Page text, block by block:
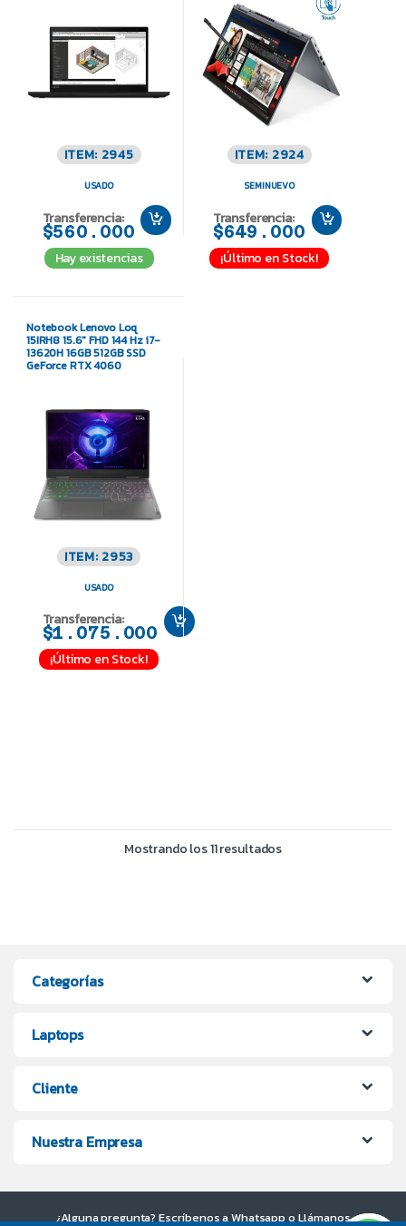
ITEM: 2945
USADO
Transferencia:
$560.000
Hay existencias
ITEM: 2924
SEMINUEVO
Transferencia:
$649.000
¡Último en Stock!
Notebook Lenovo Loq
15IRH8 15.6″ FHD 144 Hz i7-
13620H 16GB 512GB SSD
GeForce RTX 4060
ITEM: 2953
USADO
Transferencia:
$1.075.000
¡Último en Stock!
Mostrando los 11 resultados
Categorías
Laptops
Cliente
Nuestra Empresa
¿Alguna pregunta? Escríbenos a Whatsapp o Llámanos